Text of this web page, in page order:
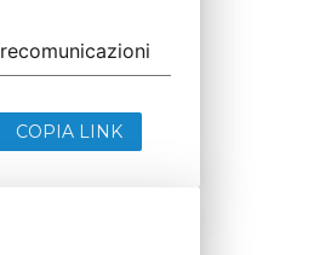
COPIA LINK